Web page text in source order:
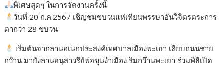
พิเศษสุดๆ ในการจัดงานครั้งนี้
วันที่ 20 ก.ค.2567 เชิญชมขบวนแห่เทียนพรรษาอันวิจิตรตระการ
ตากว่า 28 ขบวน
เริ่มต้นจากลานอเนกประสงค์เทศบาลเมืองพะเยา เลียบถนนชาย
กว๊าน มายังลานอนุสาวรีย์พ่อขุนงำเมือง ริมกว๊านพะเยา ร่วมพิธีเปิด